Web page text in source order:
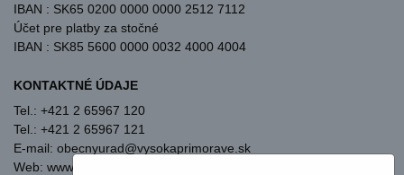
IBAN : SK65 0200 0000 0000 2512 7112
Účet pre platby za stočné
IBAN : SK85 5600 0000 0032 4000 4004
KONTAKTNÉ ÚDAJE
Tel.: +421 2 65967 120
Tel.: +421 2 65967 121
E-mail: obecnyurad@vysokaprimorave.sk
Web: www.vysokaprimorave.sk